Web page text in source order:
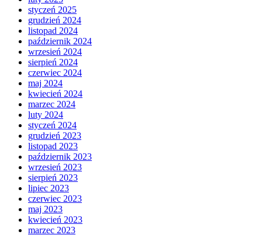
styczeń 2025
grudzień 2024
listopad 2024
październik 2024
wrzesień 2024
sierpień 2024
czerwiec 2024
maj 2024
kwiecień 2024
marzec 2024
luty 2024
styczeń 2024
grudzień 2023
listopad 2023
październik 2023
wrzesień 2023
sierpień 2023
lipiec 2023
czerwiec 2023
maj 2023
kwiecień 2023
marzec 2023